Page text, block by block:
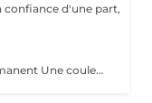
confiance d'une part,
Nettoyer/Limer les ongles avec semi permanent Une couleur simple Pas de Nail Art inclus